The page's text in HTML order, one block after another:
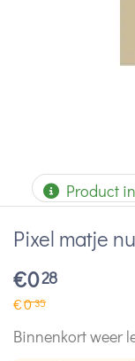
Product
Pixel matje
€028
€035
Binnenkort weer